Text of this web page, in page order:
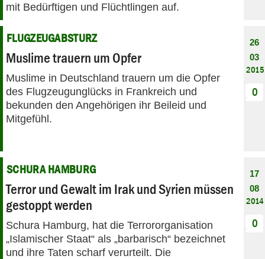
mit Bedürftigen und Flüchtlingen auf.
FLUGZEUGABSTURZ
Muslime trauern um Opfer
Muslime in Deutschland trauern um die Opfer
des Flugzeugunglücks in Frankreich und
bekunden den Angehörigen ihr Beileid und
Mitgefühl.
26
03
2015
0
SCHURA HAMBURG
Terror und Gewalt im Irak und Syrien müssen
gestoppt werden
Schura Hamburg, hat die Terrororganisation
„Islamischer Staat“ als „barbarisch“ bezeichnet
und ihre Taten scharf verurteilt. Die
17
08
2014
0